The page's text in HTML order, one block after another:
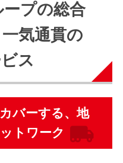
プの総合
気通貫の
ス
バーする、地
トワーク